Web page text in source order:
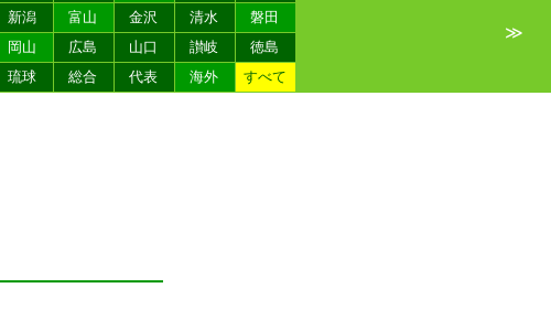
新潟 富山 金沢 清水
磐田
岡山 広島 山口 讃岐
徳島
琉球 総合 代表 海外 すべて
≫